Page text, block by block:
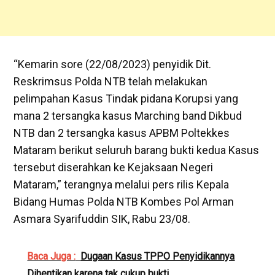
“Kemarin sore (22/08/2023) penyidik Dit.
Reskrimsus Polda NTB telah melakukan
pelimpahan Kasus Tindak pidana Korupsi yang
mana 2 tersangka kasus Marching band Dikbud
NTB dan 2 tersangka kasus APBM Poltekkes
Mataram berikut seluruh barang bukti kedua Kasus
tersebut diserahkan ke Kejaksaan Negeri
Mataram,” terangnya melalui pers rilis Kepala
Bidang Humas Polda NTB Kombes Pol Arman
Asmara Syarifuddin SIK, Rabu 23/08.
Baca Juga : Dugaan Kasus TPPO Penyidikannya